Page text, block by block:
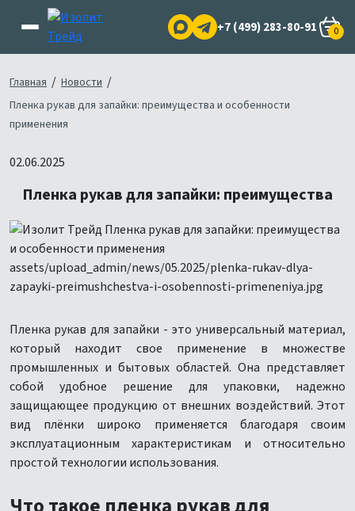
+7 (499) 283-80-91 0
Главная / Новости /
Пленка рукав для запайки: преимущества и особенности
применения
02.06.2025
Пленка рукав для запайки: преимущества
Пленка рукав для запайки - это универсальный материал,
который находит свое применение в множестве
промышленных и бытовых областей. Она представляет
собой удобное решение для упаковки, надежно
защищающее продукцию от внешних воздействий. Этот
вид плёнки широко применяется благодаря своим
эксплуатационным характеристикам и относительно
простой технологии использования.